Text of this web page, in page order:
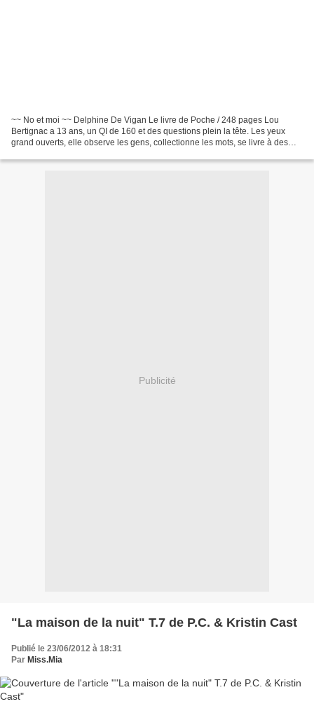
~~ No et moi ~~ Delphine De Vigan Le livre de Poche / 248 pages Lou
Bertignac a 13 ans, un QI de 160 et des questions plein la tête. Les yeux
grand ouverts, elle observe les gens, collectionne les mots, se livre à des
Publicité
"La maison de la nuit" T.7 de P.C. & Kristin Cast
Publié le 23/06/2012 à 18:31
Par Miss.Mia